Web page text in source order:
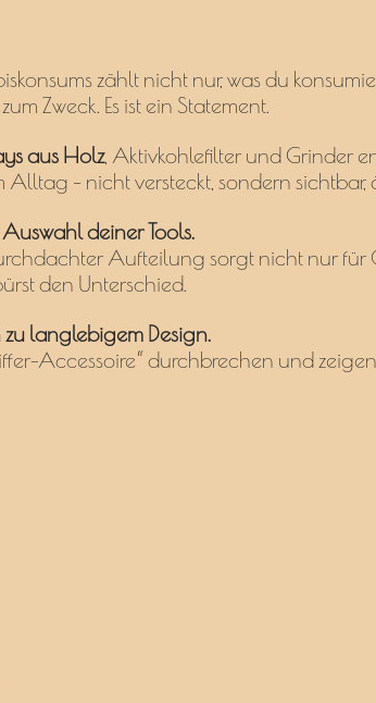
zählt nicht nur, was du
Zweck. Es ist ein Statement.
aus Holz, Aktivkohlefilter und Grinder
Alltag – nicht versteckt, sondern
deiner Tools.
Aufteilung sorgt nicht nur
den Unterschied.
langlebigem Design.
Accessoire“ durchbrechen und